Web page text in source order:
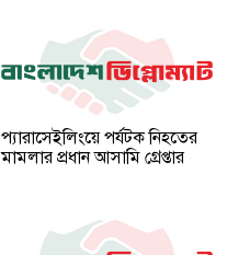
প্যারাসেইলিংয়ে পর্যটক নিহতের
মামলার প্রধান আসামি গ্রেপ্তার